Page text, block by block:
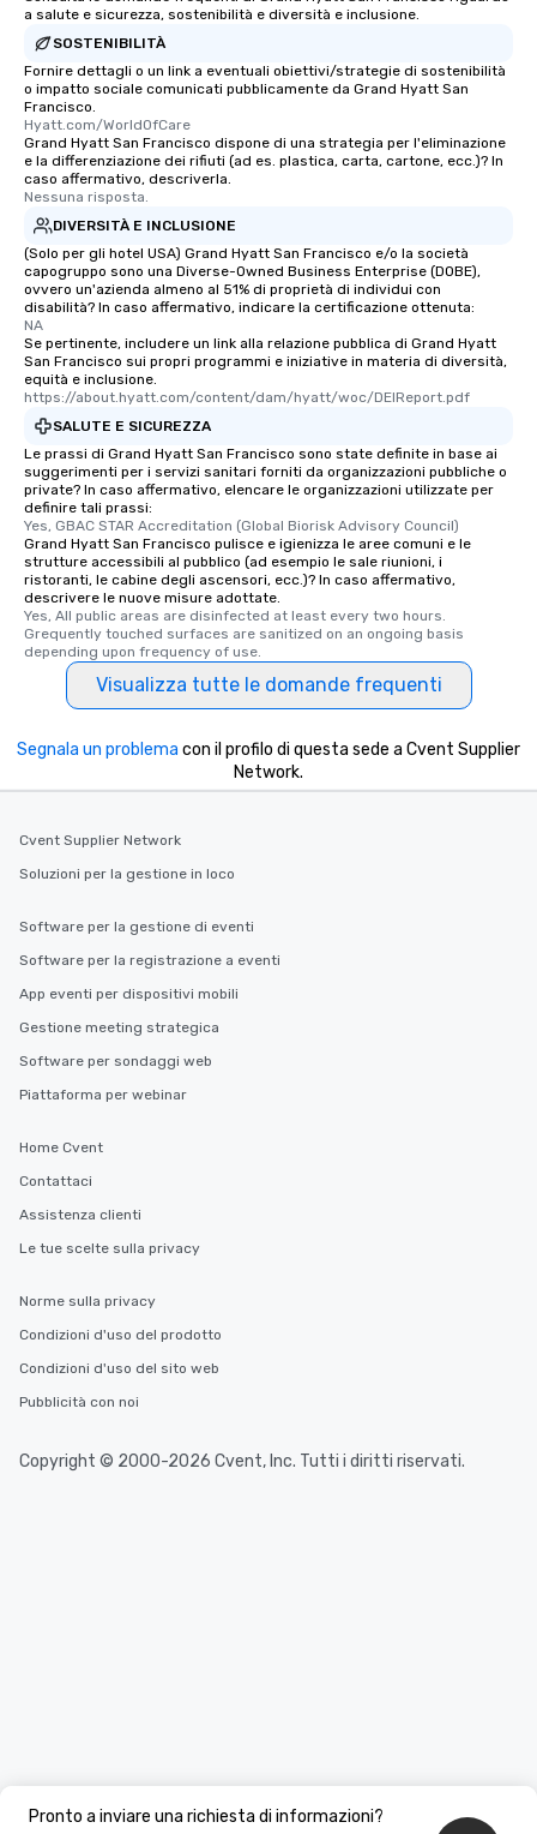
a salute e sicurezza, sostenibilità e diversità e inclusione.
SOSTENIBILITÀ
Fornire dettagli o un link a eventuali obiettivi/strategie di sostenibilità
o impatto sociale comunicati pubblicamente da Grand Hyatt San
Francisco.
Hyatt.com/WorldOfCare
Grand Hyatt San Francisco dispone di una strategia per l'eliminazione
e la differenziazione dei rifiuti (ad es. plastica, carta, cartone, ecc.)? In
caso affermativo, descriverla.
Nessuna risposta.
DIVERSITÀ E INCLUSIONE
(Solo per gli hotel USA) Grand Hyatt San Francisco e/o la società
capogruppo sono una Diverse-Owned Business Enterprise (DOBE),
ovvero un'azienda almeno al 51% di proprietà di individui con
disabilità? In caso affermativo, indicare la certificazione ottenuta:
NA
Se pertinente, includere un link alla relazione pubblica di Grand Hyatt
San Francisco sui propri programmi e iniziative in materia di diversità,
equità e inclusione.
https://about.hyatt.com/content/dam/hyatt/woc/DEIReport.pdf
SALUTE E SICUREZZA
Le prassi di Grand Hyatt San Francisco sono state definite in base ai
suggerimenti per i servizi sanitari forniti da organizzazioni pubbliche o
private? In caso affermativo, elencare le organizzazioni utilizzate per
definire tali prassi:
Yes, GBAC STAR Accreditation (Global Biorisk Advisory Council)
Grand Hyatt San Francisco pulisce e igienizza le aree comuni e le
strutture accessibili al pubblico (ad esempio le sale riunioni, i
ristoranti, le cabine degli ascensori, ecc.)? In caso affermativo,
descrivere le nuove misure adottate.
Yes, All public areas are disinfected at least every two hours.
Grequently touched surfaces are sanitized on an ongoing basis
depending upon frequency of use.
Visualizza tutte le domande frequenti
Pronto a inviare una richiesta di informazioni?
Segnala un problema con il profilo di questa sede a Cvent Supplier
Network.
Cvent Supplier Network
Soluzioni per la gestione in loco
Software per la gestione di eventi
Software per la registrazione a eventi
App eventi per dispositivi mobili
Gestione meeting strategica
Software per sondaggi web
Piattaforma per webinar
Home Cvent
Contattaci
Assistenza clienti
Le tue scelte sulla privacy
Norme sulla privacy
Condizioni d'uso del prodotto
Condizioni d'uso del sito web
Pubblicità con noi
Copyright © 2000-2026 Cvent, Inc. Tutti i diritti riservati.